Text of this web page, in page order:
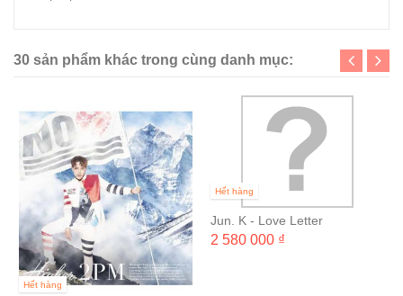
30 sản phẩm khác trong cùng danh mục:
Hết hàng
Hết hàng
Jun. K - Love Letter
2 580 000 ₫